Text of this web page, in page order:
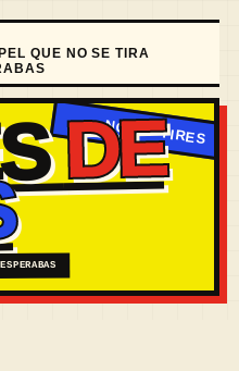
QUE NO SE TIRA
DE